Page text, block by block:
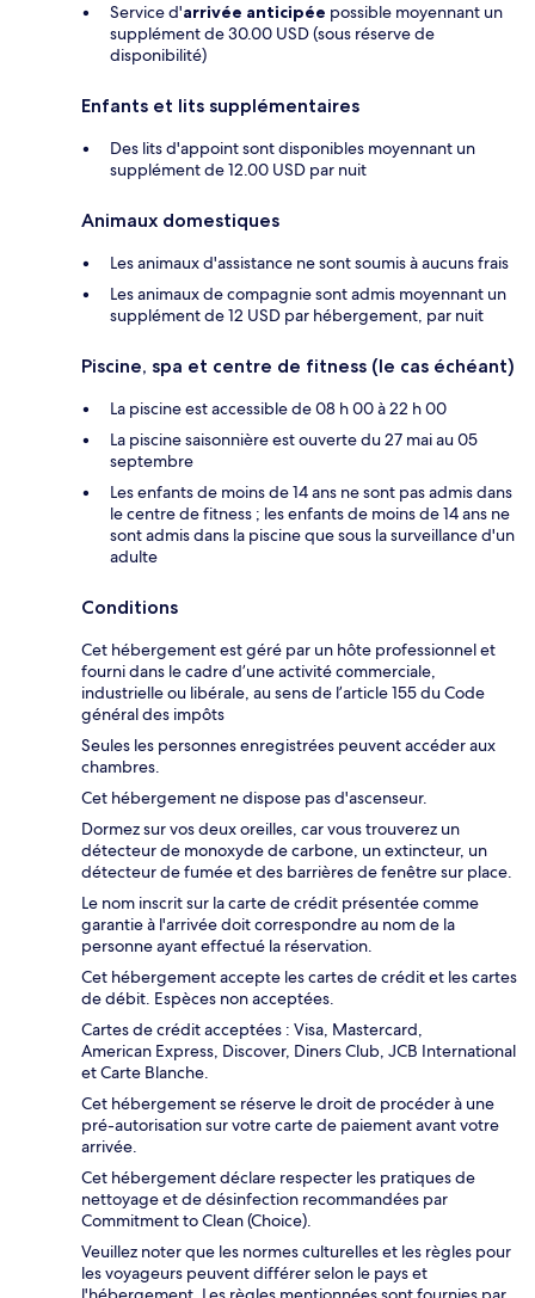
Service d'arrivée anticipée possible moyennant un
supplément de 30.00 USD (sous réserve de
disponibilité)
Enfants et lits supplémentaires
Des lits d'appoint sont disponibles moyennant un
supplément de 12.00 USD par nuit
Animaux domestiques
Les animaux d'assistance ne sont soumis à aucuns frais
Les animaux de compagnie sont admis moyennant un
supplément de 12 USD par hébergement, par nuit
Piscine, spa et centre de fitness (le cas échéant)
La piscine est accessible de 08 h 00 à 22 h 00
La piscine saisonnière est ouverte du 27 mai au 05
septembre
Les enfants de moins de 14 ans ne sont pas admis dans
le centre de fitness ; les enfants de moins de 14 ans ne
sont admis dans la piscine que sous la surveillance d'un
adulte
Conditions
Cet hébergement est géré par un hôte professionnel et
fourni dans le cadre d’une activité commerciale,
industrielle ou libérale, au sens de l’article 155 du Code
général des impôts
Seules les personnes enregistrées peuvent accéder aux
chambres.
Cet hébergement ne dispose pas d'ascenseur.
Dormez sur vos deux oreilles, car vous trouverez un
détecteur de monoxyde de carbone, un extincteur, un
détecteur de fumée et des barrières de fenêtre sur place.
Le nom inscrit sur la carte de crédit présentée comme
garantie à l'arrivée doit correspondre au nom de la
personne ayant effectué la réservation.
Cet hébergement accepte les cartes de crédit et les cartes
de débit. Espèces non acceptées.
Cartes de crédit acceptées : Visa, Mastercard,
American Express, Discover, Diners Club, JCB International
et Carte Blanche.
Cet hébergement se réserve le droit de procéder à une
pré-autorisation sur votre carte de paiement avant votre
arrivée.
Cet hébergement déclare respecter les pratiques de
nettoyage et de désinfection recommandées par
Commitment to Clean (Choice).
Veuillez noter que les normes culturelles et les règles pour
les voyageurs peuvent différer selon le pays et